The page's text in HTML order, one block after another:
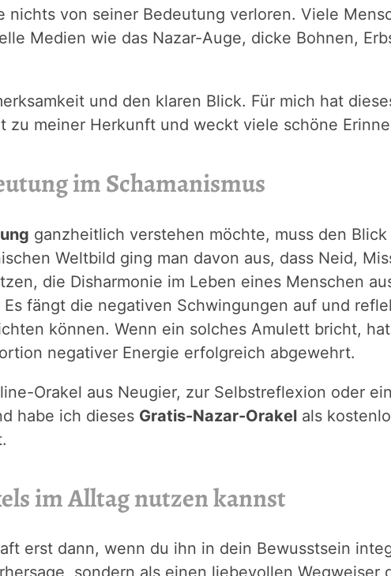
nichts von seiner Bedeutung verloren. Viele
Medien wie das Nazar-Auge, dicke Bohnen,
und den klaren Blick. Für mich hat
meiner Herkunft und weckt viele schöne
im Schamanismus
ganzheitlich verstehen möchte, muss den
Weltbild ging man davon aus, dass Neid,
die Disharmonie im Leben eines Menschen
fängt die negativen Schwingungen auf und
können. Wenn ein solches Amulett bricht,
negativer Energie erfolgreich abgewehrt.
Orakel aus Neugier, zur Selbstreflexion oder
habe ich dieses Gratis-Nazar-Orakel als
im Alltag nutzen kannst
erst dann, wenn du ihn in dein Bewusstsein